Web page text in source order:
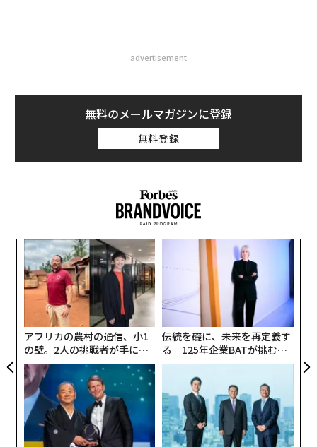
advertisement
無料のメールマガジンに登録
無料登録
アフリカの農村の通信、小1
の壁。2人の挑戦者が手にし
た「次なる武器」
伝統を礎に、未来を再定義す
る 125年企業BATが挑むス
モークレスな未来